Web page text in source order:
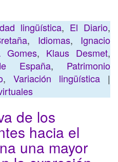
lingüística, El Diario,
, Idiomas, Ignacio
Gomes, Klaus Desmet,
España, Patrimonio
, Variación lingüística |
de los
hacia el
una mayor